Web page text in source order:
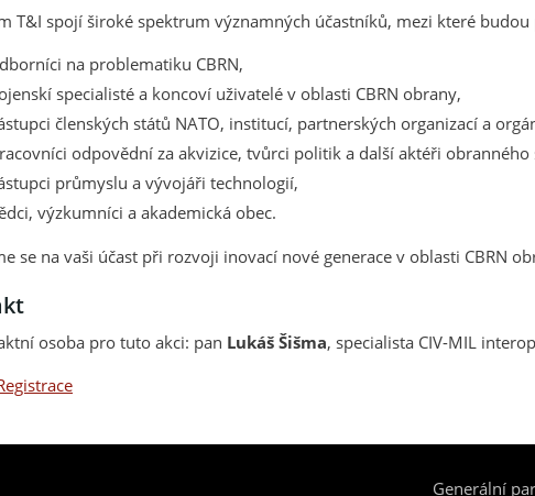
T&I spojí široké spektrum významných účastníků, mezi které budou
na problematiku CBRN,
specialisté a koncoví uživatelé v oblasti CBRN obrany,
členských států NATO, institucí, partnerských organizací a
odpovědní za akvizice, tvůrci politik a další aktéři obranného
průmyslu a vývojáři technologií,
výzkumníci a akademická obec.
se na vaši účast při rozvoji inovací nové generace v oblasti CBRN
osoba pro tuto akci: pan Lukáš Šišma, specialista CIV-MIL
Generální